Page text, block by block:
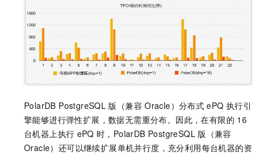
PolarDB PostgreSQL 版（兼容 Oracle） 分布式 ePQ 执行引
擎能够进行弹性扩展，数据无需重分布。因此，在有限的 16
台机器上执行 ePQ 时， PolarDB PostgreSQL 版（兼容
Oracle） 还可以继续扩展单机并行度，充分利用每台机器的资